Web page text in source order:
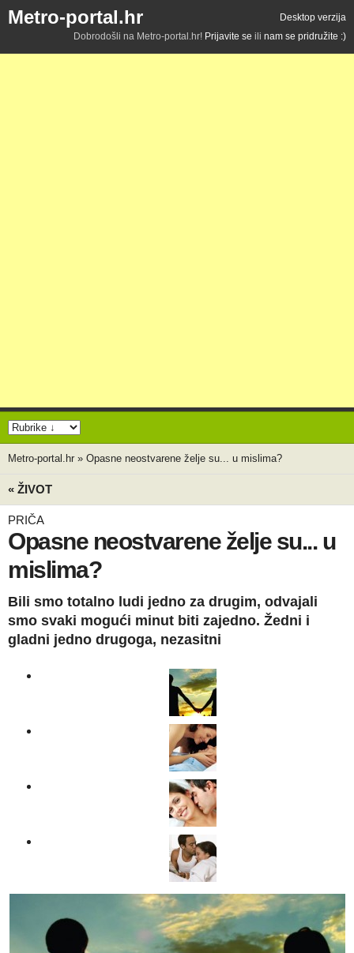
Metro-portal.hr
Desktop verzija
Dobrodošli na Metro-portal.hr! Prijavite se ili nam se pridružite :)
Metro-portal.hr » Opasne neostvarene želje su... u mislima?
« ŽIVOT
PRIČA
Opasne neostvarene želje su... u
mislima?
Bili smo totalno ludi jedno za drugim, odvajali
smo svaki mogući minut biti zajedno. Žedni i
gladni jedno drugoga, nezasitni